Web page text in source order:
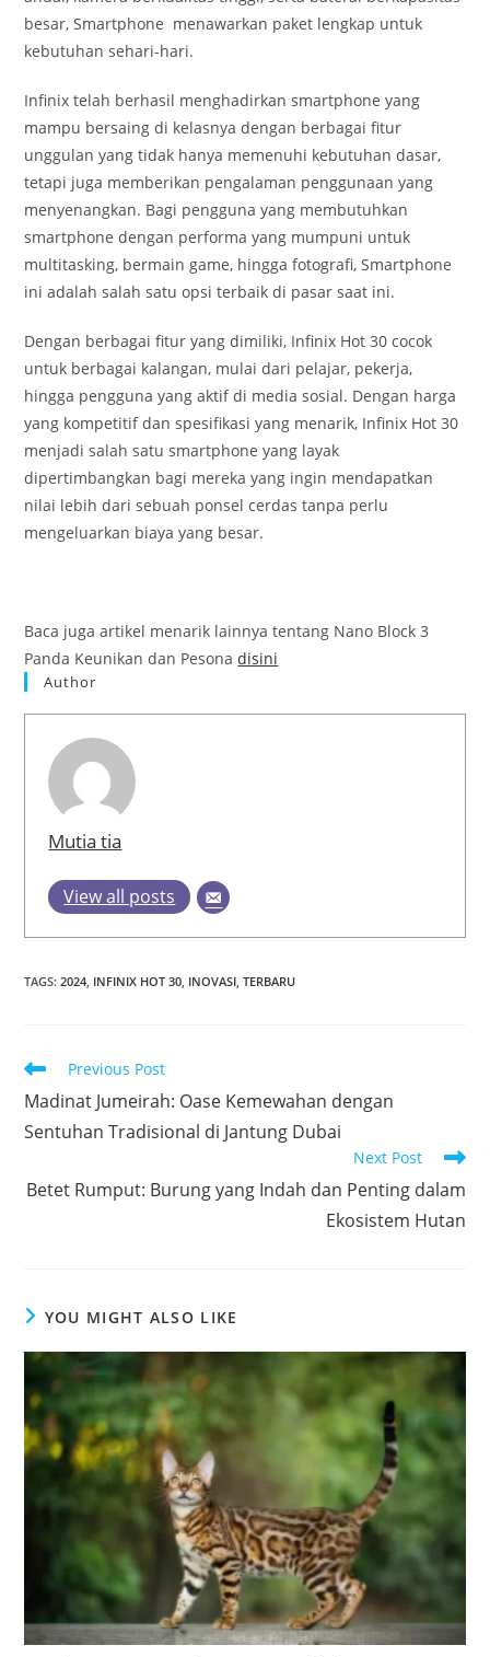
besar, Smartphone menawarkan paket lengkap untuk
kebutuhan sehari-hari.
Infinix telah berhasil menghadirkan smartphone yang
mampu bersaing di kelasnya dengan berbagai fitur
unggulan yang tidak hanya memenuhi kebutuhan dasar,
tetapi juga memberikan pengalaman penggunaan yang
menyenangkan. Bagi pengguna yang membutuhkan
smartphone dengan performa yang mumpuni untuk
multitasking, bermain game, hingga fotografi, Smartphone
ini adalah salah satu opsi terbaik di pasar saat ini.
Dengan berbagai fitur yang dimiliki, Infinix Hot 30 cocok
untuk berbagai kalangan, mulai dari pelajar, pekerja,
hingga pengguna yang aktif di media sosial. Dengan harga
yang kompetitif dan spesifikasi yang menarik, Infinix Hot 30
menjadi salah satu smartphone yang layak
dipertimbangkan bagi mereka yang ingin mendapatkan
nilai lebih dari sebuah ponsel cerdas tanpa perlu
mengeluarkan biaya yang besar.
Baca juga artikel menarik lainnya tentang Nano Block 3
Panda Keunikan dan Pesonadisini
Author
Mutia tia
View all posts
TAGS:2024 INFINIX HOT 30 INOVASI TERBARU
Read
articles
Previous Post
Madinat Jumeirah: Oase Kemewahan dengan
Sentuhan Tradisional di Jantung Dubai
Next Post
Betet Rumput: Burung yang Indah dan Penting dalam
Ekosistem Hutan
YOU MIGHT ALSO LIKE